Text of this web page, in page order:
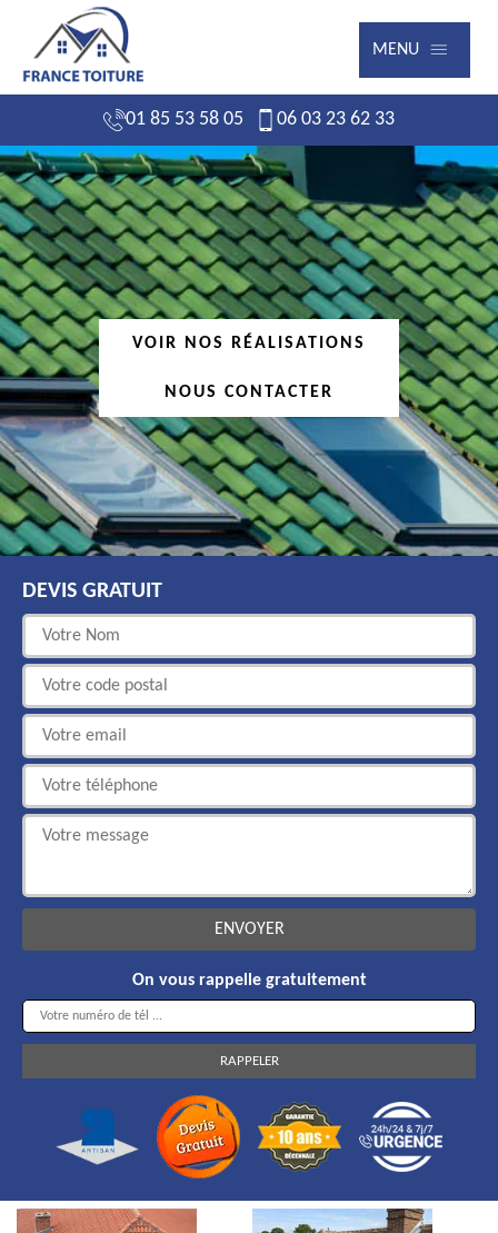
MENU
01 85 53 58 05 06 03 23 62 33
VOIR NOS RÉALISATIONS
NOUS CONTACTER
DEVIS GRATUIT
On vous rappelle gratuitement